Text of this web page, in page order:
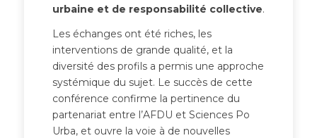
urbaine et de responsabilité collective.
Les échanges ont été riches, les
interventions de grande qualité, et la
diversité des profils a permis une approche
systémique du sujet. Le succès de cette
conférence confirme la pertinence du
partenariat entre l’AFDU et Sciences Po
Urba, et ouvre la voie à de nouvelles